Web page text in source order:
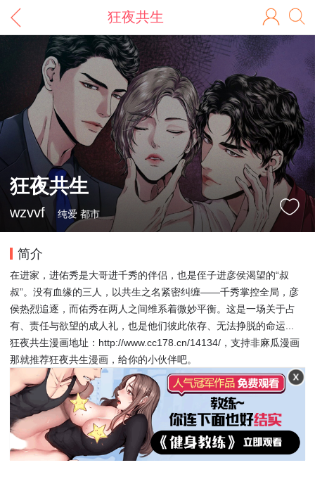
狂夜共生
狂夜共生
wzvvf 纯爱 都市
简介
在进家，进佑秀是大哥进千秀的伴侣，也是侄子进彦侯渴望的“叔
叔”。没有血缘的三人，以共生之名紧密纠缠——千秀掌控全局，彦
侯热烈追逐，而佑秀在两人之间维系着微妙平衡。这是一场关于占
有、责任与欲望的成人礼，也是他们彼此依存、无法挣脱的命运...
狂夜共生漫画地址：http://www.cc178.cn/14134/，支持非麻瓜漫画
那就推荐狂夜共生漫画，给你的小伙伴吧。